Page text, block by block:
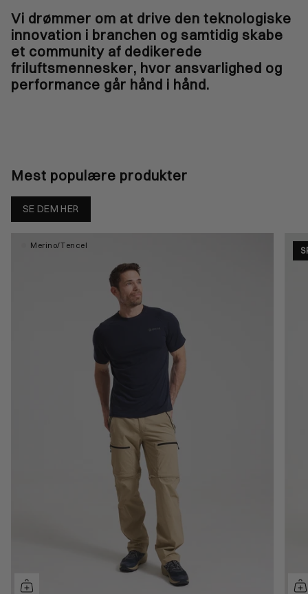
Vi drømmer om at drive den teknologiske
innovation i branchen og samtidig skabe
et community af dedikerede
friluftsmennesker, hvor ansvarlighed og
performance går hånd i hånd.
Mest populære produkter
SE DEM HER
Merino/Tencel